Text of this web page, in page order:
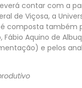
contar com a
de Viçosa, a
composta também
Fábio Aquino de
e pelos